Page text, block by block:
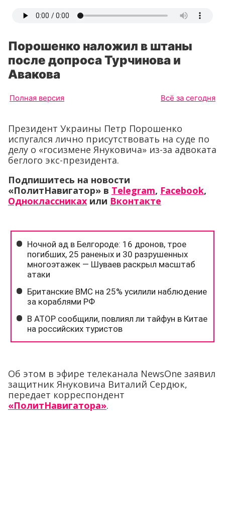
Порошенко наложил в штаны
после допроса Турчинова и
Авакова
Полная версия Всё за сегодня
Президент Украины Петр Порошенко
испугался лично присутствовать на суде по
делу о «госизмене Януковича» из-за адвоката
беглого экс-президента.
Подпишитесь на новости
«ПолитНавигатор» в Telegram, Facebook,
Одноклассниках или Вконтакте
Об этом в эфире телеканала NewsOne заявил
защитник Януковича Виталий Сердюк,
передает корреспондент
«ПолитНавигатора».